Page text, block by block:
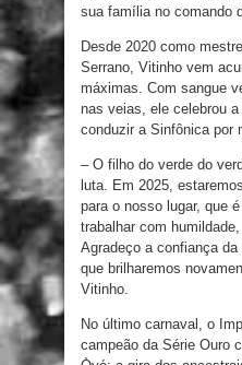
sua família no comando
Desde 2020 como
Serrano, Vitinho vem
máximas. Com sangue
nas veias, ele celebrou
conduzir a Sinfônica por
– O filho do verde do
luta. Em 2025,
para o nosso lugar, que
trabalhar com
Agradeço a confiança
que brilharemos
Vitinho.
No último carnaval, o
campeão da Série Ouro